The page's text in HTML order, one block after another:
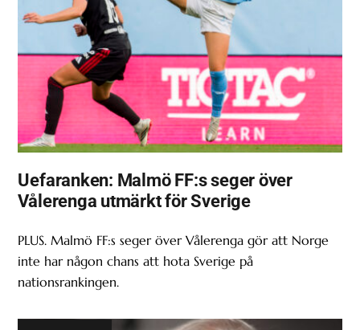
Uefaranken: Malmö FF:s seger över
Vålerenga utmärkt för Sverige
PLUS. Malmö FF:s seger över Vålerenga gör att Norge
inte har någon chans att hota Sverige på
nationsrankingen.